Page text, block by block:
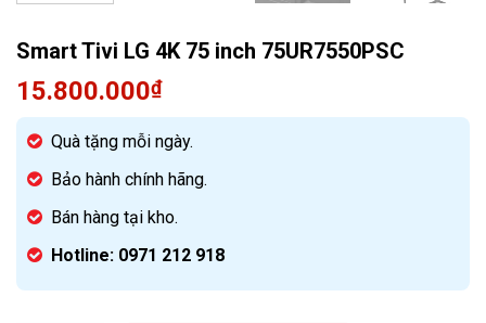
Smart Tivi LG 4K 75 inch 75UR7550PSC
15.800.000₫
Quà tặng mỗi ngày.
Bảo hành chính hãng.
Bán hàng tại kho.
Hotline: 0971 212 918